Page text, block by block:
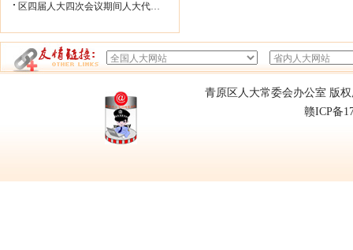
区四届人大四次会议期间人大代表审议...
青原区人大常委会办公室 版
赣ICP备